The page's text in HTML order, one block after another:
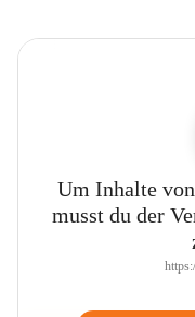
Um Inhalte
musst du der